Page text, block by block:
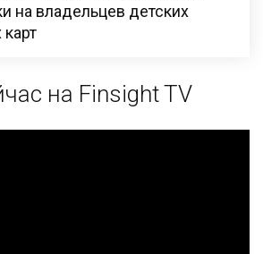
на владельцев детских
на Finsight TV